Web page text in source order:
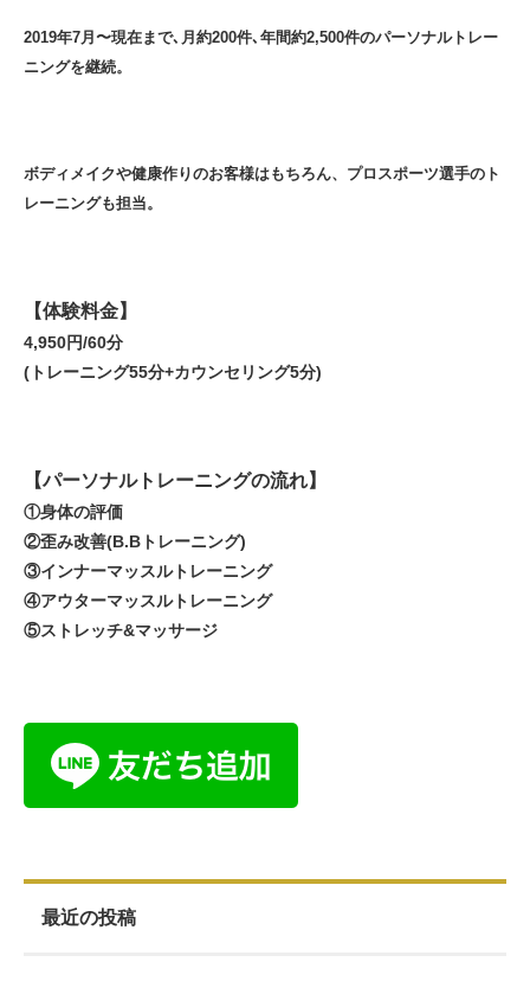
2019年7月〜現在まで､月約200件､年間約2,500件のパーソナルトレー
ニングを継続。
ボディメイクや健康作りのお客様はもちろん、プロスポーツ選手のト
レーニングも担当。
【体験料金】
4,950円/60分
(トレーニング55分+カウンセリング5分)
【パーソナルトレーニングの流れ】
①身体の評価
②歪み改善(B.Bトレーニング)
③インナーマッスルトレーニング
④アウターマッスルトレーニング
⑤ストレッチ&マッサージ
最近の投稿